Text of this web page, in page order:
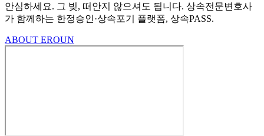
안심하세요. 그 빚, 떠안지 않으셔도 됩니다. 상속전문변호사
가 함께하는 한정승인·상속포기 플랫폼, 상속PASS.
ABOUT EROUN